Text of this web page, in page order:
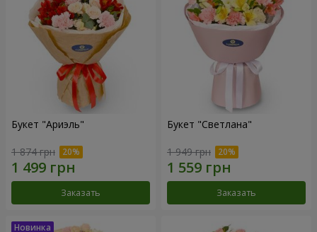
Букет "Ариэль"
1 874 грн
Заказать
Букет "Светлана"
1 949 грн
Заказать